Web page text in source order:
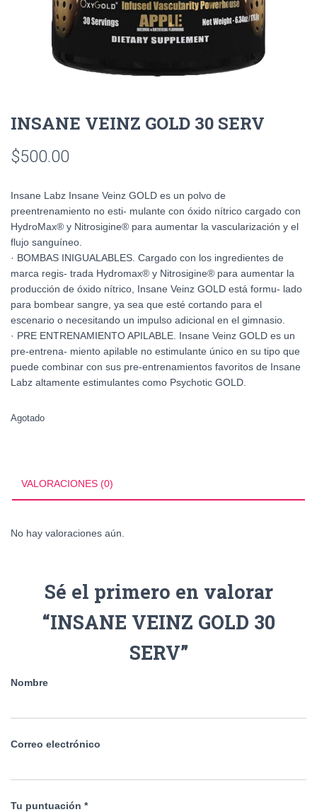
INSANE VEINZ GOLD 30 SERV
$500.00
Insane Labz Insane Veinz GOLD es un polvo de
preentrenamiento no esti- mulante con óxido nítrico cargado con
HydroMax® y Nitrosigine® para aumentar la vascularización y el
flujo sanguíneo.
· BOMBAS INIGUALABLES. Cargado con los ingredientes de
marca regis- trada Hydromax® y Nitrosigine® para aumentar la
producción de óxido nítrico, Insane Veinz GOLD está formu- lado
para bombear sangre, ya sea que esté cortando para el
escenario o necesitando un impulso adicional en el gimnasio.
· PRE ENTRENAMIENTO APILABLE. Insane Veinz GOLD es un
pre-entrena- miento apilable no estimulante único en su tipo que
puede combinar con sus pre-entrenamientos favoritos de Insane
Labz altamente estimulantes como Psychotic GOLD.
Agotado
VALORACIONES (0)
No hay valoraciones aún.
Sé el primero en valorar
“INSANE VEINZ GOLD 30
SERV”
Nombre
Correo electrónico
Tu puntuación *